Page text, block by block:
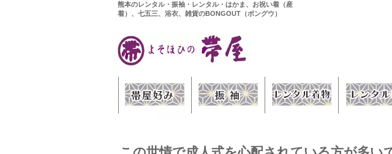
熊本のレンタル・振袖・レンタル・はかま、お祝い着（産
着）、七五三、浴衣、雑貨のBONGOUT（ボングウ）